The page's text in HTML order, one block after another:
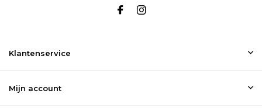
Klantenservice
Mijn account